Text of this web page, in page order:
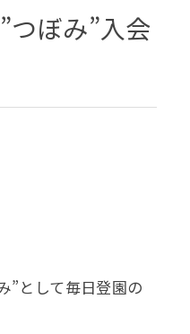
つぼみ”入会
”として毎日登園の